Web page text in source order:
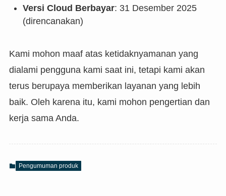
Versi Cloud Berbayar: 31 Desember 2025
(direncanakan)
Kami mohon maaf atas ketidaknyamanan yang
dialami pengguna kami saat ini, tetapi kami akan
terus berupaya memberikan layanan yang lebih
baik. Oleh karena itu, kami mohon pengertian dan
kerja sama Anda.
Pengumuman produk